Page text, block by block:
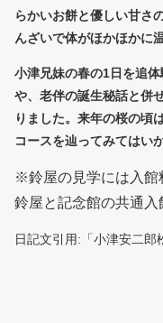
らかいお餅と優しい甘さ
んざいで体がほかほかに
小津兄妹の春の1日を追
や、老伴の誕生秘話と併
りました。来年の桜の頃
コースを辿ってみてはい
※鈴屋の見学には入館
鈴屋と記念館の共通入
日記文引用:「小津安二郎